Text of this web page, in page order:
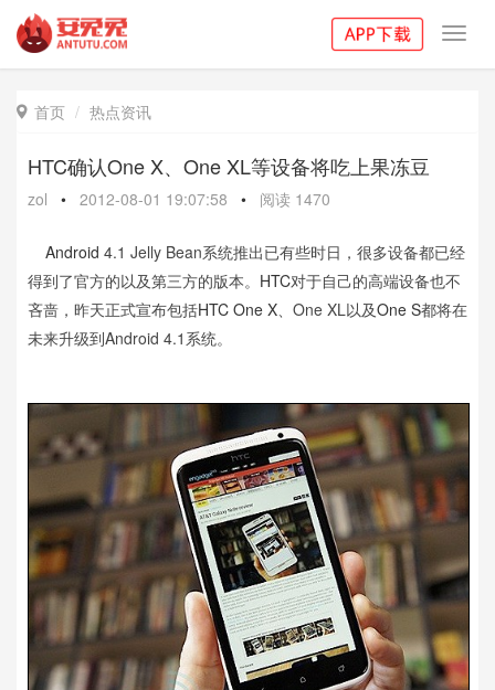
 首页 热点资讯
HTC确认One X、One XL等设备将吃上果冻豆
zol • 2012-08-01 19:07:58 • 阅读 1470
Android 4.1 Jelly Bean系统推出已有些时日，很多设备都已经
得到了官方的以及第三方的版本。 HTC对于自己的高端设备也不
吝啬，昨天正式宣布包括HTC One X、One XL以及One S都将在
未来升级到Android 4.1系统。